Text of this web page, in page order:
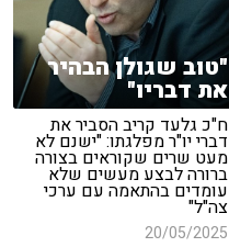
"טוב שגולן הבהיר
את דבריו"
ח"כ גלעד קריב הסביר את
דברי יו"ר מפלגתו: "ישנם לא
מעט שרים שקוראים בצורה
ברורה לבצע מעשים שלא
עומדים בהתאמה עם ערכי
צה"ל"
20/05/2025